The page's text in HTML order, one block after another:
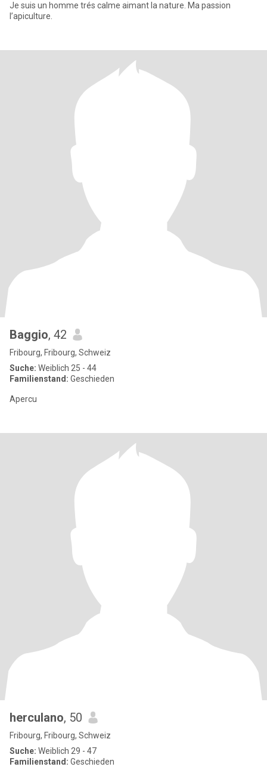
Je suis un homme trés calme aimant la nature. Ma passion
l’apiculture.
Baggio, 42
Fribourg, Fribourg, Schweiz
Suche: Weiblich 25 - 44
Familienstand: Geschieden
Apercu
herculano, 50
Fribourg, Fribourg, Schweiz
Suche: Weiblich 29 - 47
Familienstand: Geschieden